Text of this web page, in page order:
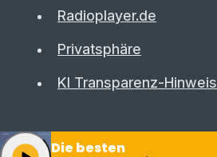
Radioplayer.de
Privatsphäre
KI Transparenz-Hinweis
Die besten